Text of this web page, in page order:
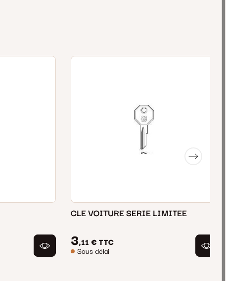
CLE VOITURE SERIE LIMITEE
3,11 € TTC
Sous délai